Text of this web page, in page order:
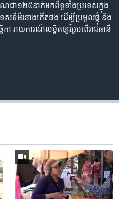
1080p
720p
1080p
ជា១២៥នាក់មកពីទូទាំងប្រទេសក្នុង
សទីម័រខាងកើតផង ដើម្បីប្រមូលផ្តុំ និង
កា រាយការណ៍លម្អិតឲ្យវីអូអេពីរាជធានី